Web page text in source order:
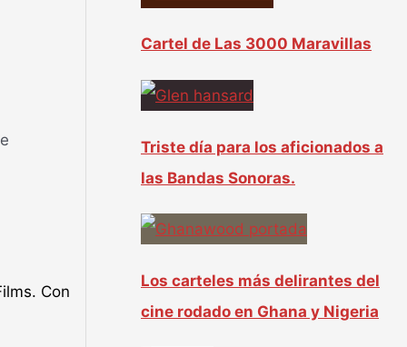
Con
Cartel de Las 3000 Maravillas
Triste día para los aficionados a
las Bandas Sonoras.
Los carteles más delirantes del
cine rodado en Ghana y Nigeria